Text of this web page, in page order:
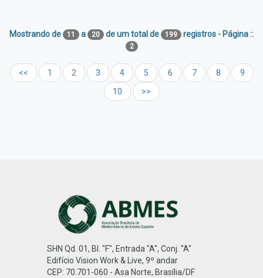
Mostrando de 11 a 20 de um total de 199 registros - Página ::
2
<< 1 2 3 4 5 6 7 8
9
10
>>
SHN Qd. 01, Bl. "F", Entrada "A", Conj. "A"
Edifício Vision Work & Live, 9º andar
CEP: 70.701-060 - Asa Norte, Brasília/DF